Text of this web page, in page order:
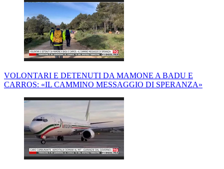
VOLONTARI E DETENUTI DA MAMONE A BADU E
CARROS: «IL CAMMINO MESSAGGIO DI SPERANZA»